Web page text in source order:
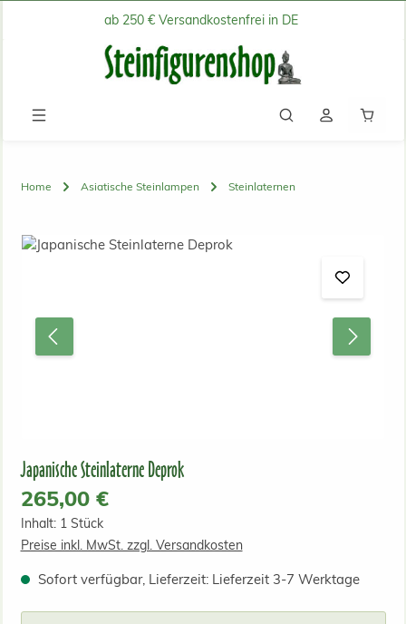
Zum Hauptinhalt springenab 250 € Versandkostenfrei in DE
Home Asiatische Steinlampen Steinlaternen
Bildergalerie überspringen
Japanische Steinlaterne Deprok
Regulärer Preis:
265,00 €
Inhalt: 1 Stück
Preise inkl. MwSt. zzgl. Versandkosten
Sofort verfügbar, Lieferzeit: Lieferzeit 3-7 Werktage